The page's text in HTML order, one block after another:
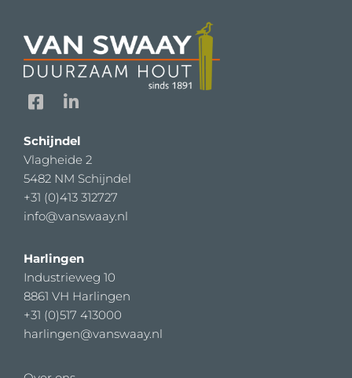
F
a
c
e
b
o
o
k
s
q
u
a
r
e
L
i
n
k
e
d
i
n
i
n
Schijndel
Vlagheide 2
5482 NM Schijndel
+31 (0)413 312727
info@vanswaay.nl
Harlingen
Industrieweg 10
8861 VH Harlingen
+31 (0)517 413000
harlingen@vanswaay.nl